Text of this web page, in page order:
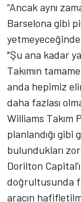
“Ancak aynı
Barselona gibi
"Şu ana kadar
Takımın
anda hepimiz
daha fazlası
Williams Takım
planlandığı
bulundukları
Dorilton
doğrultusunda
aracın